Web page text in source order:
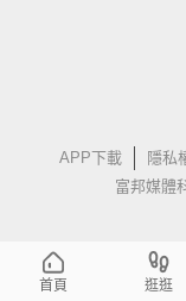
APP下載 隱私
富邦媒體
首頁 逛逛